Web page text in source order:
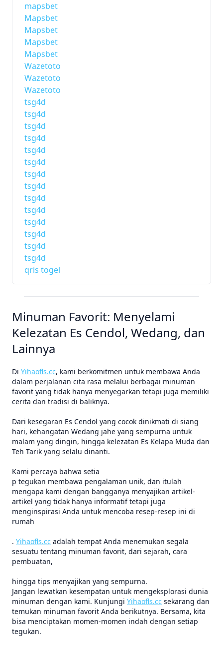
mapsbet
Mapsbet
Mapsbet
Mapsbet
Mapsbet
Wazetoto
Wazetoto
Wazetoto
tsg4d
tsg4d
tsg4d
tsg4d
tsg4d
tsg4d
tsg4d
tsg4d
tsg4d
tsg4d
tsg4d
tsg4d
tsg4d
tsg4d
qris togel
Minuman Favorit: Menyelami
Kelezatan Es Cendol, Wedang, dan
Lainnya
Di Yihaofls.cc, kami berkomitmen untuk membawa Anda
dalam perjalanan cita rasa melalui berbagai minuman
favorit yang tidak hanya menyegarkan tetapi juga memiliki
cerita dan tradisi di baliknya.
Dari kesegaran Es Cendol yang cocok dinikmati di siang
hari, kehangatan Wedang jahe yang sempurna untuk
malam yang dingin, hingga kelezatan Es Kelapa Muda dan
Teh Tarik yang selalu dinanti.
Kami percaya bahwa setia
p tegukan membawa pengalaman unik, dan itulah
mengapa kami dengan bangganya menyajikan artikel-
artikel yang tidak hanya informatif tetapi juga
menginspirasi Anda untuk mencoba resep-resep ini di
rumah
. Yihaofls.cc adalah tempat Anda menemukan segala
sesuatu tentang minuman favorit, dari sejarah, cara
pembuatan,
hingga tips menyajikan yang sempurna.
Jangan lewatkan kesempatan untuk mengeksplorasi dunia
minuman dengan kami. Kunjungi Yihaofls.cc sekarang dan
temukan minuman favorit Anda berikutnya. Bersama, kita
bisa menciptakan momen-momen indah dengan setiap
tegukan.